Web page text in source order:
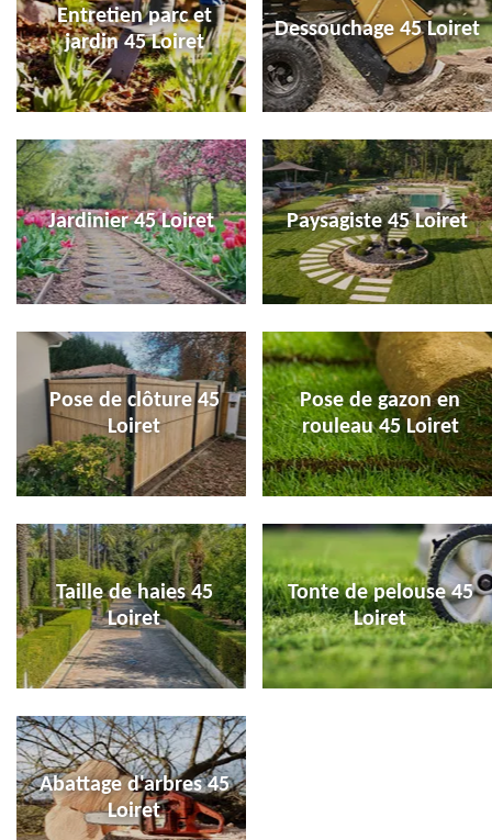
Entretien parc et
jardin 45 Loiret
Dessouchage 45 Loiret
Jardinier 45 Loiret Paysagiste 45 Loiret
Pose de clôture 45
Loiret
Pose de gazon en
rouleau 45 Loiret
Taille de haies 45
Loiret
Tonte de pelouse 45
Loiret
Abattage d'arbres 45
Loiret